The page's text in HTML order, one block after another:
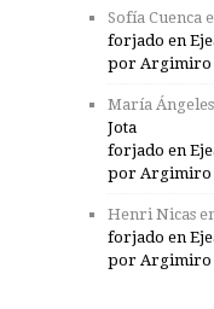
Sofía Cuenca
forjado en
por Argimiro
María
Jota
forjado en
por Argimiro
Henri Nicas
forjado en
por Argimiro